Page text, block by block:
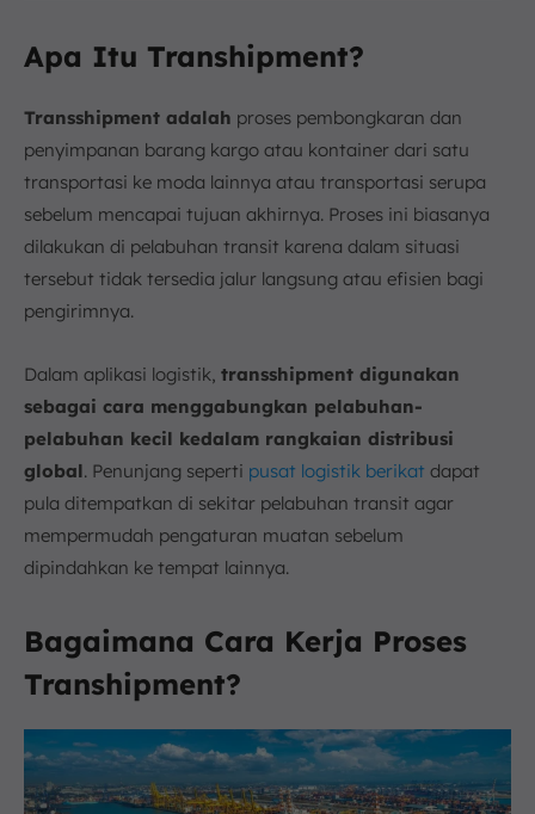
Apa Itu Transhipment?
Transshipment adalah proses pembongkaran dan
penyimpanan barang kargo atau kontainer dari satu
transportasi ke moda lainnya atau transportasi serupa
sebelum mencapai tujuan akhirnya. Proses ini biasanya
dilakukan di pelabuhan transit karena dalam situasi
tersebut tidak tersedia jalur langsung atau efisien bagi
pengirimnya.
Dalam aplikasi logistik, transshipment digunakan
sebagai cara menggabungkan pelabuhan-
pelabuhan kecil kedalam rangkaian distribusi
global. Penunjang seperti pusat logistik berikat dapat
pula ditempatkan di sekitar pelabuhan transit agar
mempermudah pengaturan muatan sebelum
dipindahkan ke tempat lainnya.
Bagaimana Cara Kerja Proses
Transhipment?